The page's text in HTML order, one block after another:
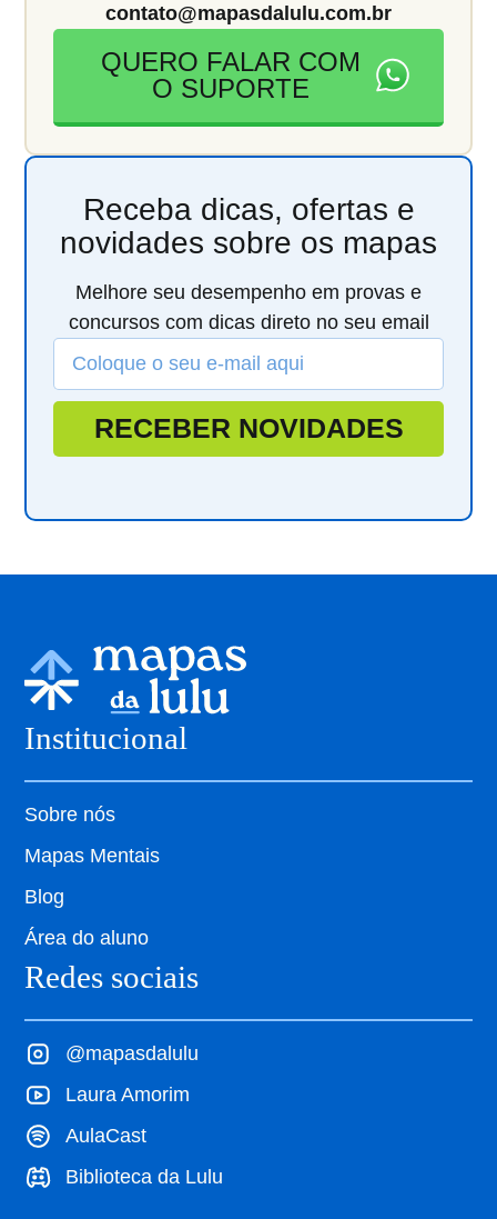
contato@mapasdalulu.com.br
QUERO FALAR COM
O SUPORTE
Receba dicas, ofertas e
novidades sobre os mapas
Melhore seu desempenho em provas e
concursos com dicas direto no seu email
RECEBER NOVIDADES
Institucional
Sobre nós
Mapas Mentais
Blog
Área do aluno
Redes sociais
@mapasdalulu
Laura Amorim
AulaCast
Biblioteca da Lulu